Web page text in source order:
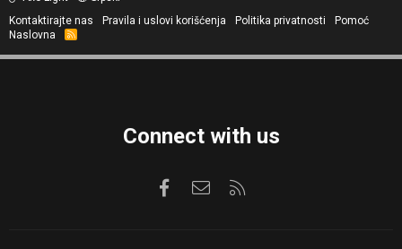
Kontaktirajte nas
Pravila i uslovi korišćenja Politika privatnosti
Pomoć
Naslovna
R
S
Connect with us
FacebookKontaktirajte nas